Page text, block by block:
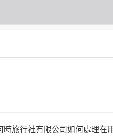
時旅行社有限公司如何處理